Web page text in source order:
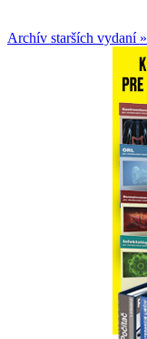
Archív starších vydaní »